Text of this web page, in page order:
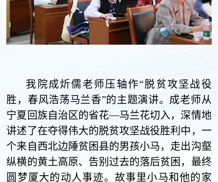
我院成炘儒老师压轴作“脱贫攻坚战役
胜，春风浩荡马兰香”的主题演讲。成老师从
宁夏回族自治区的省花—马兰花切入，深情地
讲述了在夺得伟大的脱贫攻坚战役胜利中，一
个来自西北边陲贫困县的男孩小马，走出沟壑
纵横的黄土高原、告别过去的落后贫困，最终
圆梦厦大的动人事迹。故事里小马和他的家